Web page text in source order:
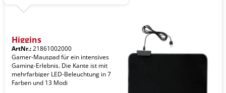
Higgins
ArtNr.:21861002000
Gamer-Mauspad für ein intensives
Gaming-Erlebnis. Die Kante ist mit
mehrfarbiger LED-Beleuchtung in 7
Farben und 13 Modi